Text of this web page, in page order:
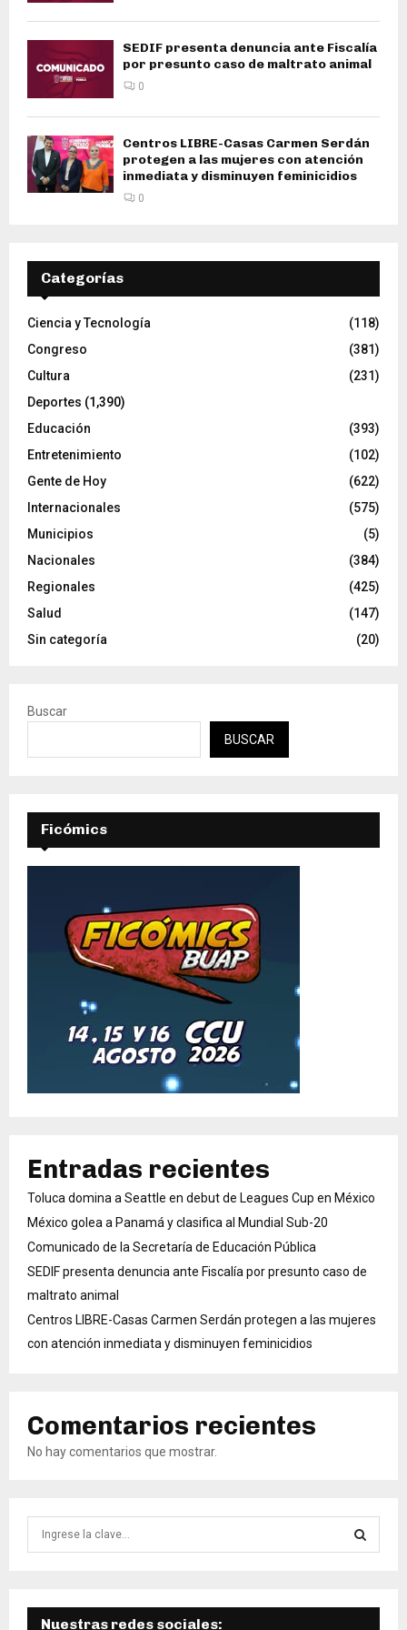
SEDIF presenta denuncia ante Fiscalía
por presunto caso de maltrato animal
0
Centros LIBRE-Casas Carmen Serdán
protegen a las mujeres con atención
inmediata y disminuyen feminicidios
0
Categorías
Ciencia y Tecnología
(118)
Congreso
(381)
Cultura
(231)
Deportes (1,390)
Educación
(393)
Entretenimiento
(102)
Gente de Hoy
(622)
Internacionales
(575)
Municipios
(5)
Nacionales
(384)
Regionales
(425)
Salud
(147)
Sin categoría
(20)
Buscar
BUSCAR
Ficómics
Entradas recientes
Toluca domina a Seattle en debut de Leagues Cup en México
México golea a Panamá y clasifica al Mundial Sub-20
Comunicado de la Secretaría de Educación Pública
SEDIF presenta denuncia ante Fiscalía por presunto caso de
maltrato animal
Centros LIBRE-Casas Carmen Serdán protegen a las mujeres
con atención inmediata y disminuyen feminicidios
Comentarios recientes
No hay comentarios que mostrar.
Ú
Nuestras redes sociales: